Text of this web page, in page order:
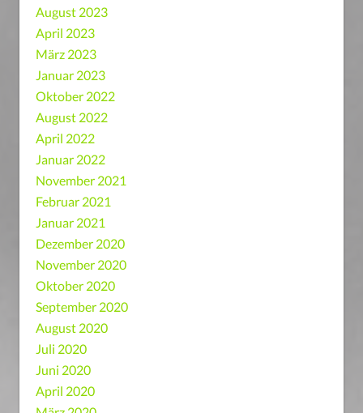
August 2023
April 2023
März 2023
Januar 2023
Oktober 2022
August 2022
April 2022
Januar 2022
November 2021
Februar 2021
Januar 2021
Dezember 2020
November 2020
Oktober 2020
September 2020
August 2020
Juli 2020
Juni 2020
April 2020